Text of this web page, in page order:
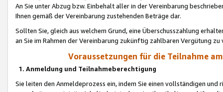
An Sie unter Abzug bzw. Einbehalt aller in der Vereinbarung
Ihnen gemäß der Vereinbarung zustehenden Beträge dar.
Sollten Sie, gleich aus welchem Grund, eine Überschusszahlung
an Sie im Rahmen der Vereinbarung zukünftig zahlbaren Vergütung zu
Voraussetzungen für die Teilnahme
1. Anmeldung und Teilnahmeberechtigung
Sie leiten den Anmeldeprozess ein, indem Sie einen vollständigen